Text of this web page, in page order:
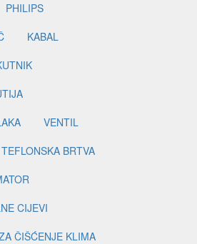
PHILIPS
KABAL
VENTIL
TEFLONSKA BRTVA
CIJEVI
ČIŠĆENJE KLIMA